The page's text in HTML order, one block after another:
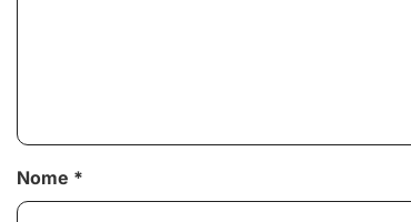
Nome *